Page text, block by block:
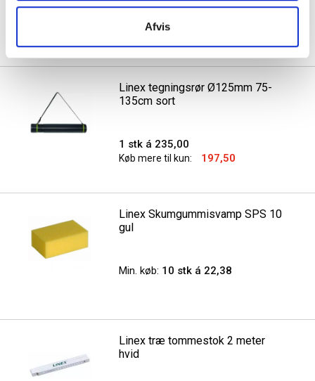
Afvis
Køb mere til kun:
Linex tegningsrør Ø125mm 75-
135cm sort
1 stk á 235,00
Køb mere til kun: 197,50
Linex Skumgummisvamp SPS 10
gul
Min. køb: 10 stk á 22,38
Linex træ tommestok 2 meter
hvid